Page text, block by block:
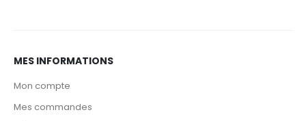
MES INFORMATIONS
Mon compte
Mes commandes